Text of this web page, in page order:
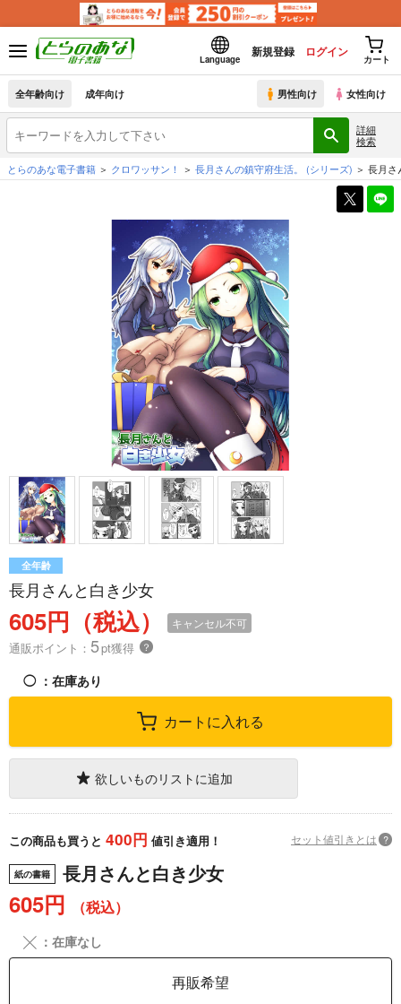
Language
新規登録 ログイン
カート
全年齢向け 成年向け 男性向け 女性向け
詳細
検索
とらのあな電子書籍
クロワッサン！ 長月さんの鎮守府生活。 (シリーズ) 長月さ
全年齢
長月さんと白き少女
605円（税込） キャンセル不可
通販ポイント： 5pt獲得 ？
◯ ：在庫あり
カートに入れる
欲しいものリストに追加
この商品も買うと 400円 値引き適用！ セット値引きとは ?
紙の書籍 長月さんと白き少女
605円 （税込）
╳ ：在庫なし
再販希望